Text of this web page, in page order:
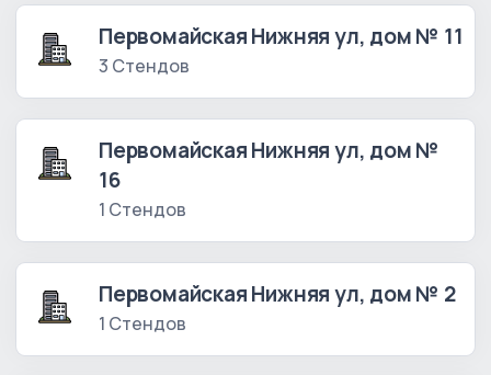
Первомайская Нижняя ул, дом № 11
3 Стендов
Первомайская Нижняя ул, дом №
16
1 Стендов
Первомайская Нижняя ул, дом № 2
1 Стендов